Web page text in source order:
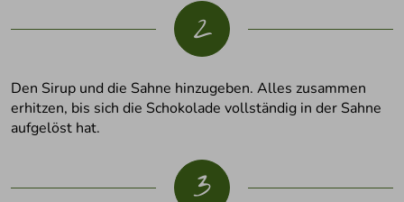
2
Den Sirup und die Sahne hinzugeben. Alles zusammen
erhitzen, bis sich die Schokolade vollständig in der Sahne
aufgelöst hat.
3